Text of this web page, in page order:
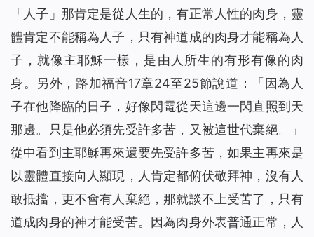
「 人子 」那肯定是從人生的，有正常人性的肉身，靈
體肯定不能稱為人子，只有神道成的肉身才能稱為人
子，就像主耶穌一樣，是由人所生的有形有像的肉
身。另外，路加福音17章24至25節說道：「 因為人
子在他降臨的日子，好像閃電從天這邊一閃直照到天
那邊。只是他必須先受許多苦，又被這世代棄絕。
」
從中看到主耶穌再來還要先受許多苦，如果主再來是
以靈體直接向人顯現，人肯定都俯伏敬拜神，沒有人
敢抵擋，更不會有人棄絕，那就談不上受苦了，只有
道成肉身的神才能受苦。因為肉身外表普通正常，人